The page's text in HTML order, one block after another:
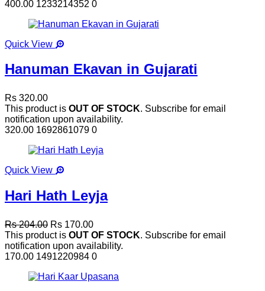
400.00 1233214352 0
Quick View
Hanuman Ekavan in Gujarati
Rs 320.00
This product is OUT OF STOCK. Subscribe for email
notification upon availability.
320.00 1692861079 0
Quick View
Hari Hath Leyja
Rs 204.00 Rs 170.00
This product is OUT OF STOCK. Subscribe for email
notification upon availability.
170.00 1491220984 0